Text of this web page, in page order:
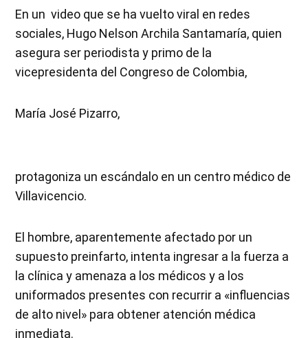
En un video que se ha vuelto viral en redes
sociales, Hugo Nelson Archila Santamaría, quien
asegura ser periodista y primo de la
vicepresidenta del Congreso de Colombia,
María José Pizarro,
protagoniza un escándalo en un centro médico de
Villavicencio.
El hombre, aparentemente afectado por un
supuesto preinfarto, intenta ingresar a la fuerza a
la clínica y amenaza a los médicos y a los
uniformados presentes con recurrir a «influencias
de alto nivel» para obtener atención médica
inmediata.